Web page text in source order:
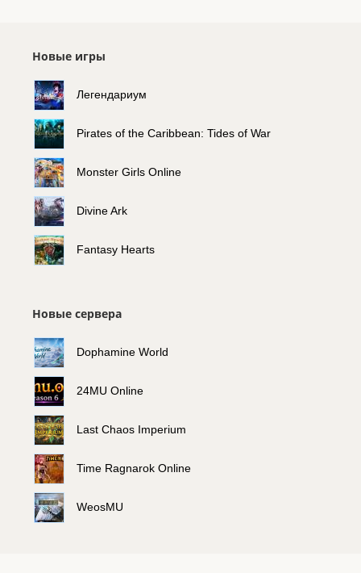
Новые игры
Легендариум
Pirates of the Caribbean: Tides of War
Monster Girls Online
Divine Ark
Fantasy Hearts
Новые сервера
Dophamine World
24MU Online
Last Chaos Imperium
Time Ragnarok Online
WeosMU